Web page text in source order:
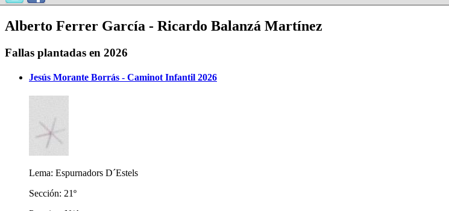
Alberto Ferrer García - Ricardo Balanzá Martínez
Fallas plantadas en 2026
Jesús Morante Borrás - Caminot Infantil 2026
Lema: Espurnadors D´Estels
Sección: 21º